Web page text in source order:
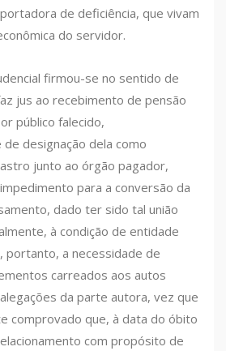
de deficiência, que vivam
do servidor.
firmou-se no sentido de
jus ao recebimento de pensão
público falecido,
designação dela como
junto ao órgão pagador,
para a conversão da
dado ter sido tal união
à condição de entidade
portanto, a necessidade de
carreados aos autos
da parte autora, vez que
comprovado que, à data do óbito
com propósito de